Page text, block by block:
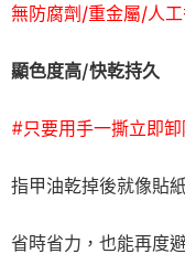
無防腐劑/重金屬/人
顯色度高/快乾持久
#只要用手一撕立即
指甲油乾掉後就像貼
省時省力，也能再度